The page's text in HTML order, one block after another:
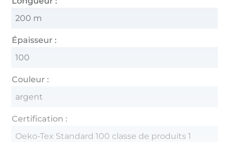
200 m
Épaisseur :
100
Couleur :
argent
Certification :
Oeko-Tex Standard 100 classe de produits 1